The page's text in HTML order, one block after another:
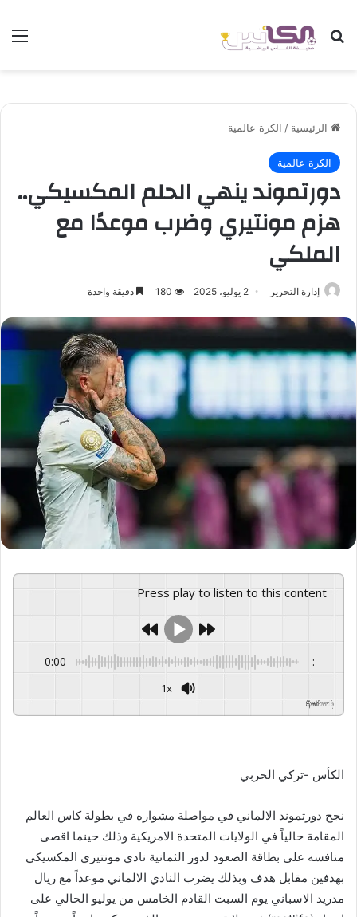
بحث عن
الرئيسية / الكرة عالمية
الكرة عالمية
دورتموند ينهي الحلم المكسيكي..
هزم مونتيري وضرب موعدًا مع
الملكي
إدارة التحرير 2 يوليو، 2025 180 دقيقة واحدة
Press play to listen to this content
0:00 -:--
1x
Powered By
الكأس -تركي الحربي
نجح دورتموند الالماني في مواصلة مشواره في بطولة كاس العالم
المقامة حالياً في الولايات المتحدة الامريكية وذلك حينما اقصى
منافسه على بطاقة الصعود لدور الثمانية نادي مونتيري المكسيكي
بهدفين مقابل هدف وبذلك يضرب النادي الالماني موعداً مع ريال
مدريد الاسباني يوم السبت القادم الخامس من يوليو الحالي على